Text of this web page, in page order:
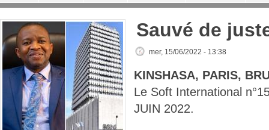
ACCUEIL
Sauvé de
mer, 15/06/2022 - 13:38
KINSHASA, PARIS,
Le Soft International
JUIN 2022.